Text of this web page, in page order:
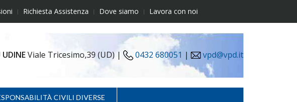
Richiesta Assistenza Dove siamo Lavora con noi
Viale Tricesimo,39 (UD) | 0432 680051 | vpd@vpd.it
CIVILI DIVERSE